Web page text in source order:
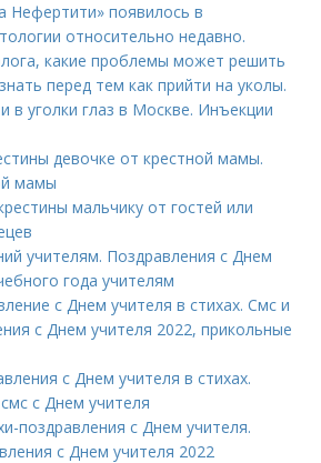
Нефертити» появилось в
относительно недавно.
какие проблемы может решить
перед тем как прийти на уколы.
в уголки глаз в Москве. Инъекции
девочке от крестной мамы.
мамы
мальчику от гостей или
учителям. Поздравления с Днем
года учителям
с Днем учителя в стихах. Смс и
с Днем учителя 2022, прикольные
с Днем учителя в стихах.
с Днем учителя
поздравления с Днем учителя.
с Днем учителя 2022